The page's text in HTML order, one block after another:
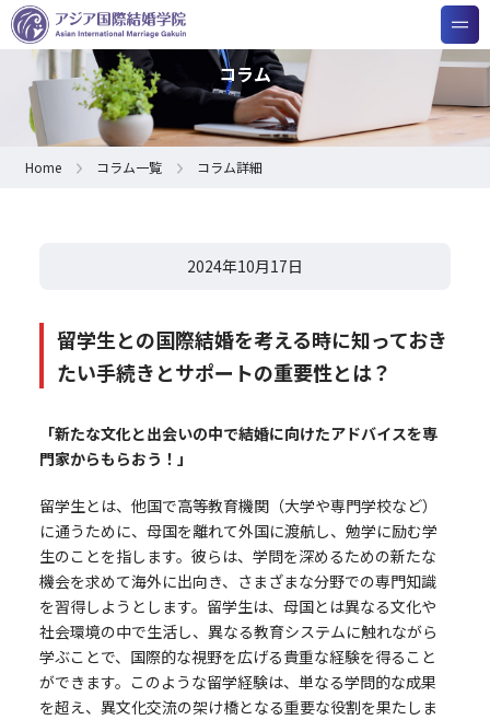
コラム
Home コラム一覧 コラム詳細
2024年10月17日
留学生との国際結婚を考える時に知っておき
たい手続きとサポートの重要性とは？
「新たな文化と出会いの中で結婚に向けたアドバイスを専
門家からもらおう！」
留学生とは、他国で高等教育機関（大学や専門学校など）
に通うために、母国を離れて外国に渡航し、勉学に励む学
生のことを指します。彼らは、学問を深めるための新たな
機会を求めて海外に出向き、さまざまな分野での専門知識
を習得しようとします。留学生は、母国とは異なる文化や
社会環境の中で生活し、異なる教育システムに触れながら
学ぶことで、国際的な視野を広げる貴重な経験を得ること
ができます。このような留学経験は、単なる学問的な成果
を超え、異文化交流の架け橋となる重要な役割を果たしま